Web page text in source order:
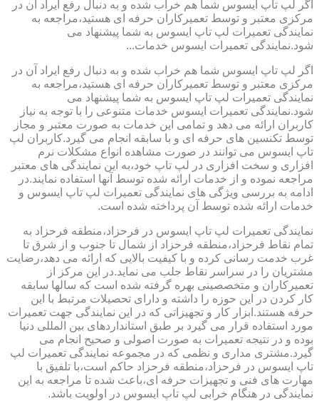
اگر لپ تاپ ایسوس شما هم خراب شده و به دنبال رفع ایراد آن در
مرکزی معتبر و توسط تعمیرکاران حرفه ای هستید،مراجعه به
نمایندگی تعمیرات لپ تاپ ایسوس به شما پیشنهاد می
شود.نمایندگی تعمیرات ایسوس خدمات...
اگر لپ تاپ ایسوس شما هم خراب شده و به دنبال رفع ایراد آن در
مرکزی معتبر و توسط تعمیرکاران حرفه ای هستید،مراجعه به
نمایندگی تعمیرات لپ تاپ ایسوس به شما پیشنهاد می
شود.نمایندگی تعمیرات ایسوس خدمات متنوعی را با توجه به نیاز
کاربران ارائه می دهد و تمامی این خدمات به صورت معتبر و مجاز
توسط تکنسین های حرفه ای و با سابقه انجام می گیرد.کاربران لپ
تاپ ایسوس می توانند در صورت مشاهده انواع مشکلات نرم
افزاری و سخت افزاری در لپ تاپ خود،به این نمایندگی های معتبر
مراجعه نموده و از خدمات ارائه شده توسط آنها استفاده نمایند.در
ادامه به بررسی ویژگی های نمایندگی تعمیرات لپ تاپ ایسوس و
خدمات ارائه شده توسط آن پرداخته شده است.
نمایندگی تعمیرات لپ تاپ ایسوس در فرحزاد،منطقه فرحزاد به
تمام نقاط فرحزاد،منطقه فرحزاد از شمال تا جنوب و از شرق تا
غرب خدمت رسانی کرده و با کیفیت بالایی که ارائه می دهد،رضایت
مشتریان را در سراسر نقاط جلب می نماید.در این مرکز از
تعمیرکاران و متخصصینی بهره گرفته شده است که سالها سابقه
کار کردن در این حوزه را داشته و دارای تحصیلات مرتبط با این
حرفه هستند.ابزار کار و تجهیزاتی که در این نمایندگی جهت تعمیرات
مورد استفاده قرار می گیرد بر طبق استانداردهای بین المللی دنیا
بوده و در نتیجه تعمیرات به صورت اصولی و صحیح انجام می
گیرد.مشتری مداری و نظمی که در مجموعه نمایندگی تعمیرات لپ
تاپ ایسوس در فرحزاد،منطقه فرحزاد حاکم است،با تلفیق با
مهارت های فنی و تجهیزات حرفه ای،باعث شده تا مراجعه به این
نمایندگی در هنگام خرابی لپ تاپ ایسوس در اولویت باشد.